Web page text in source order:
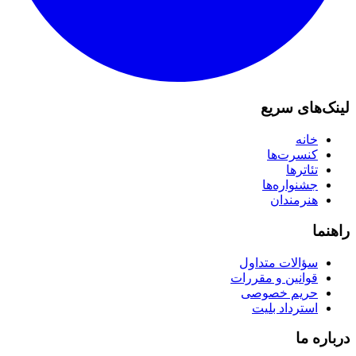
لینک‌های سریع
خانه
کنسرت‌ها
تئاترها
جشنواره‌ها
هنرمندان
راهنما
سؤالات متداول
قوانین و مقررات
حریم خصوصی
استرداد بلیت
درباره ما